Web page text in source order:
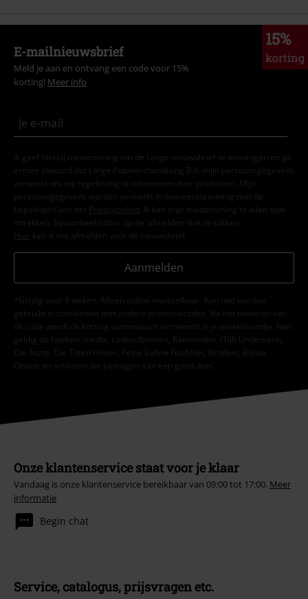
15%
korting
E-mailnieuwsbrief
Meld je aan en ontvang een code voor 15%
korting! Meer info
Ik geef hierbij toestemming om de Large-nieuwsbrief te ontvangen en ga
ermee akkoord dat Large Popmerchandising B.V. mijn persoonsgegevens
verwerkt om mij regelmatig te informeren over producten. Mijn
persoonsgegevens worden verwerkt in overeenstemming met de
bepalingen van het
Privacybeleid . Ik kan mijn toestemming te allen tijde
intrekken, bijvoorbeeld door op de ‘afmelden’-link te klikken.
Hier kan ik me afmelden voor de nieuwsbrief.
Aanmelden
*Geldig voor 4 weken. Alleen online inwisselbaar. Kan niet worden
gebruikt in combinatie met andere promotiecodes. Na het invoeren van
de code wordt de korting automatisch verrekend in je winkelmandje. Niet
geldig op boeken, media, cadeaubonnen, Rammstein, (Till) Lindemann,
Die Ärzte, Die Toten Hosen, Feine Sahne Fischfilet, Broilers, Böhse
Onkelz en artikelen die bijdragen aan een goed doel.
Onze klantenservice staat voor je klaar
Vandaag is onze klantenservice bereikbaar van 09:00 tot 17:00. Meer
informatie
Begin chat
Service, catalogus, prijsvragen etc.